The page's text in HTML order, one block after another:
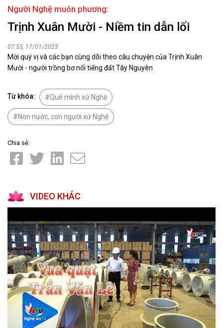
Người Nghệ muôn phương:
Trịnh Xuân Mười - Niềm tin dẫn lối
07:55, 17/01/2023
Mời quý vị và các bạn cùng dõi theo câu chuyện của Trịnh Xuân
Mười - người trồng bơ nổi tiếng đất Tây Nguyên
Từ khóa: Quê mình xứ Nghệ
Non nước, con người xứ Nghệ
Chia sẻ:
VIDEO KHÁC